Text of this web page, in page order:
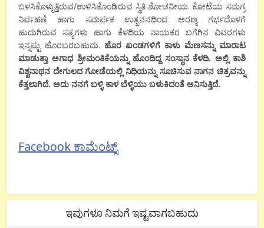
ಬಳಸಿಕೊಳ್ಳುತ್ತಿರುವ/ಉಳಿಸಿಕೊಂಡಿರುವ ಸ್ಥಿತಿ ಶೋಚನೀಯ. ಕೋಟೆಯ ಸಮಗ್ರ
ನಿರ್ವಹಣೆ ಹಾಗು ಸಮರ್ಪಕ ಉತ್ಖನನದಿಂದ ಅರಣ್ಯ ಗರ್ಭದೊಳಗೆ
ಹುದುಗಿರುವ ಸತ್ಯಗಳು ಹಾಗು ಕೆಳದಿಯ ನಾಯಕರ ಬಗೆಗಿನ ವಿವರಗಳು
ಇನ್ನಷ್ಟು ಹೊರಬರಬಹುದು.ಹೊರ ಖಂಡಗಳಿಗೆ ಕಾಳು ಮೆಣಸನ್ನು ಮಾರಾಟ
ಮಾಡುತ್ತಾ ಅಗಾಧ ಶ್ರೀಮಂತಿಕೆಯನ್ನು ಹೊಂದಿದ್ದ ಸಂಸ್ಥಾನ ಕೆಳದಿ. ಅಲ್ಲಿ ಕಾಶಿ
ವಿಶ್ವನಾಥನ ದೇಗುಲದ ಗೋಡೆಯಲ್ಲಿ ನಿಧಿಯನ್ನು ಸೂಚಿಸುವ ನಾಗನ ಚಿತ್ರವನ್ನು
ಕೆತ್ತಲಾಗಿದೆ. ಅದು ನನಗೆ ಬಳ್ಳಿ ಕಾಳ ಬೆಳ್ಳಿಯು ಬಳುಕಿದಂತೆ ಅನಿಸುತ್ತಿದೆ.
Facebook ಕಾಮೆಂಟ್ಸ್
ಇವುಗಳೂ ನಿಮಗೆ ಇಷ್ಟವಾಗಬಹುದು